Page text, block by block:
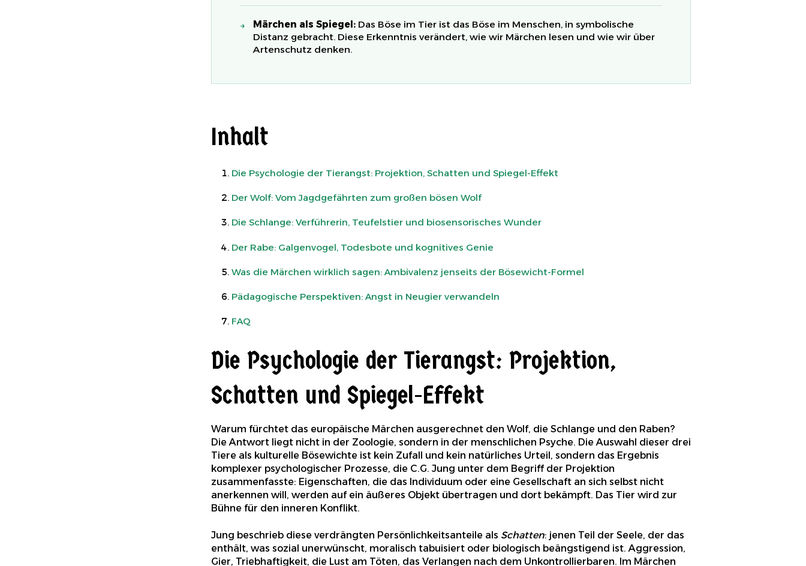
→ Märchen als Spiegel: Das Böse im Tier ist das Böse im Menschen, in symbolische
Distanz gebracht. Diese Erkenntnis verändert, wie wir Märchen lesen und wie wir über
Artenschutz denken.
Inhalt
Die Psychologie der Tierangst: Projektion, Schatten und Spiegel-Effekt
Der Wolf: Vom Jagdgefährten zum großen bösen Wolf
Die Schlange: Verführerin, Teufelstier und biosensorisches Wunder
Der Rabe: Galgenvogel, Todesbote und kognitives Genie
Was die Märchen wirklich sagen: Ambivalenz jenseits der Bösewicht-Formel
Pädagogische Perspektiven: Angst in Neugier verwandeln
FAQ
Die Psychologie der Tierangst: Projektion,
Schatten und Spiegel-Effekt
Warum fürchtet das europäische Märchen ausgerechnet den Wolf, die Schlange und den Raben?
Die Antwort liegt nicht in der Zoologie, sondern in der menschlichen Psyche. Die Auswahl dieser drei
Tiere als kulturelle Bösewichte ist kein Zufall und kein natürliches Urteil, sondern das Ergebnis
komplexer psychologischer Prozesse, die C.G. Jung unter dem Begriff der Projektion
zusammenfasste: Eigenschaften, die das Individuum oder eine Gesellschaft an sich selbst nicht
anerkennen will, werden auf ein äußeres Objekt übertragen und dort bekämpft. Das Tier wird zur
Bühne für den inneren Konflikt.
Jung beschrieb diese verdrängten Persönlichkeitsanteile als Schatten: jenen Teil der Seele, der das
enthält, was sozial unerwünscht, moralisch tabuisiert oder biologisch beängstigend ist. Aggression,
Gier, Triebhaftigkeit, die Lust am Töten, das Verlangen nach dem Unkontrollierbaren. Im Märchen